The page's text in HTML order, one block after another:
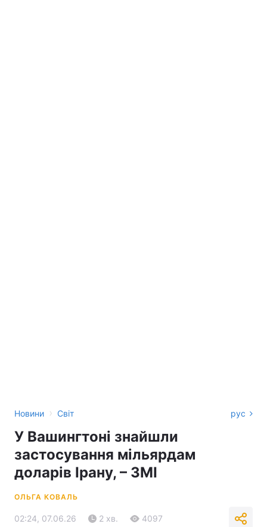
Новини › Світ рус
У Вашингтоні знайшли
застосування мільярдам
доларів Ірану, – ЗМІ
ОЛЬГА КОВАЛЬ
02:24, 07.06.26 2 хв. 4097